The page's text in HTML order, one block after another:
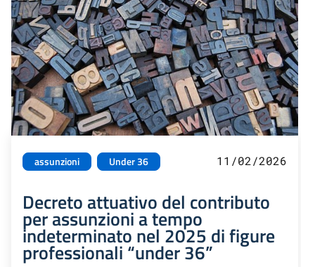
assunzioni Under 36 11/02/2026
Decreto attuativo del contributo
per assunzioni a tempo
indeterminato nel 2025 di figure
professionali “under 36”